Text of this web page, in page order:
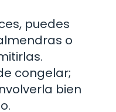
puedes
o
congelar;
bien